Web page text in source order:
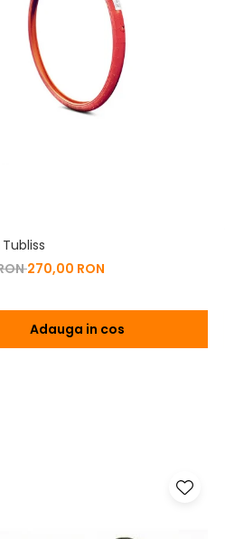
270,00 RON
Adauga in cos